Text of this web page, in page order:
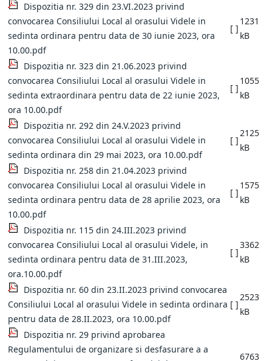
Dispozitia nr. 329 din 23.VI.2023 privind
convocarea Consiliului Local al orasului Videle in
sedinta ordinara pentru data de 30 iunie 2023, ora
10.00.pdf
[ ]
1231
kB
Dispozitia nr. 323 din 21.06.2023 privind
convocarea Consiliului Local al orasului Videle in
sedinta extraordinara pentru data de 22 iunie 2023,
ora 10.00.pdf
[ ]
1055
kB
Dispozitia nr. 292 din 24.V.2023 privind
convocarea Consiliului Local al orasului Videle in
sedinta ordinara din 29 mai 2023, ora 10.00.pdf
[ ]
2125
kB
Dispozitia nr. 258 din 21.04.2023 privind
convocarea Consiliului Local al orasului Videle in
sedinta ordinara pentru data de 28 aprilie 2023, ora
10.00.pdf
[ ]
1575
kB
Dispozitia nr. 115 din 24.III.2023 privind
convocarea Consiliului Local al orasului Videle, in
sedinta ordinara pentru data de 31.III.2023,
ora.10.00.pdf
[ ]
3362
kB
Dispozitia nr. 60 din 23.II.2023 privind convocarea
Consiliului Local al orasului Videle in sedinta ordinara
pentru data de 28.II.2023, ora 10.00.pdf
[ ]
2523
kB
Dispozitia nr. 29 privind aprobarea
Regulamentului de organizare si desfasurare a a
6763